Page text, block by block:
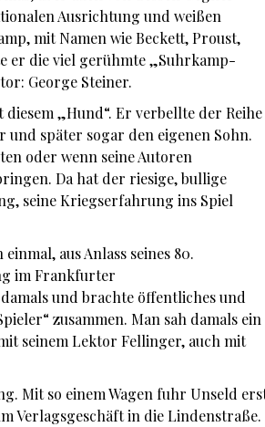
Ausrichtung und weißen
mit Namen wie Beckett, Proust,
er die viel gerühmte „Suhrkamp-
George Steiner.
„Hund“. Er verbellte der Reihe
später sogar den eigenen Sohn.
oder wenn seine Autoren
Da hat der riesige, bullige
seine Kriegserfahrung ins Spiel
aus Anlass seines 80.
im Frankfurter
und brachte öffentliches und
zusammen. Man sah damals ein
seinem Lektor Fellinger, auch mit
Mit so einem Wagen fuhr Unseld
Verlagsgeschäft in die Lindenstraße.